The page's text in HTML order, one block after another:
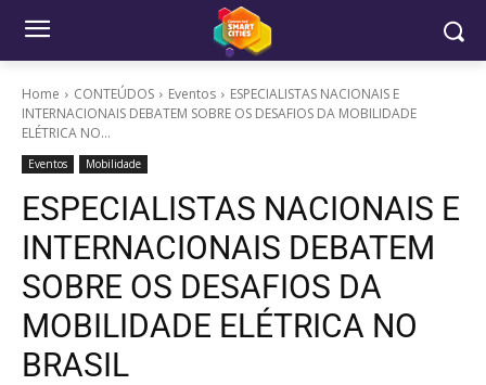
Home CONTEÚDOS Eventos
ESPECIALISTAS NACIONAIS E
INTERNACIONAIS DEBATEM SOBRE OS DESAFIOS DA MOBILIDADE
ELÉTRICA NO...
Eventos Mobilidade
ESPECIALISTAS NACIONAIS E
INTERNACIONAIS DEBATEM
SOBRE OS DESAFIOS DA
MOBILIDADE ELÉTRICA NO
BRASIL